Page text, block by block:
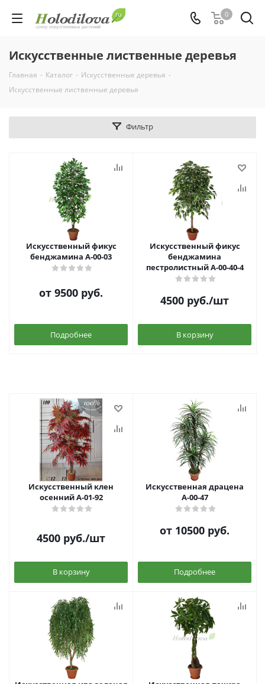
0
Искусственные лиственные деревья
Главная - Каталог - Искусственные деревья -
Искусственные лиственные деревья
Фильтр
Искусственный фикус
бенджамина А-00-03
от 9500 руб.
Подробнее
Искусственный фикус
бенджамина
пестролистный А-00-40-4
4500 руб./шт
В корзину
Искусственный клен
осенний А-01-92
4500 руб./шт
В корзину
Искусственная драцена
А-00-47
от 10500 руб.
Подробнее